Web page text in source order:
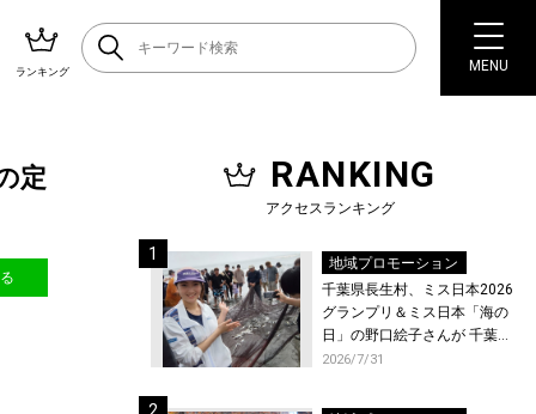
ランキング MENU
定 RANKING
アクセスランキング
地域プロモーション
千葉県長生村、ミス日本2026
グランプリ＆ミス日本「海の
日」の野口絵子さんが 千葉県
唯一の村・長生村で地引網を
2026/7/31